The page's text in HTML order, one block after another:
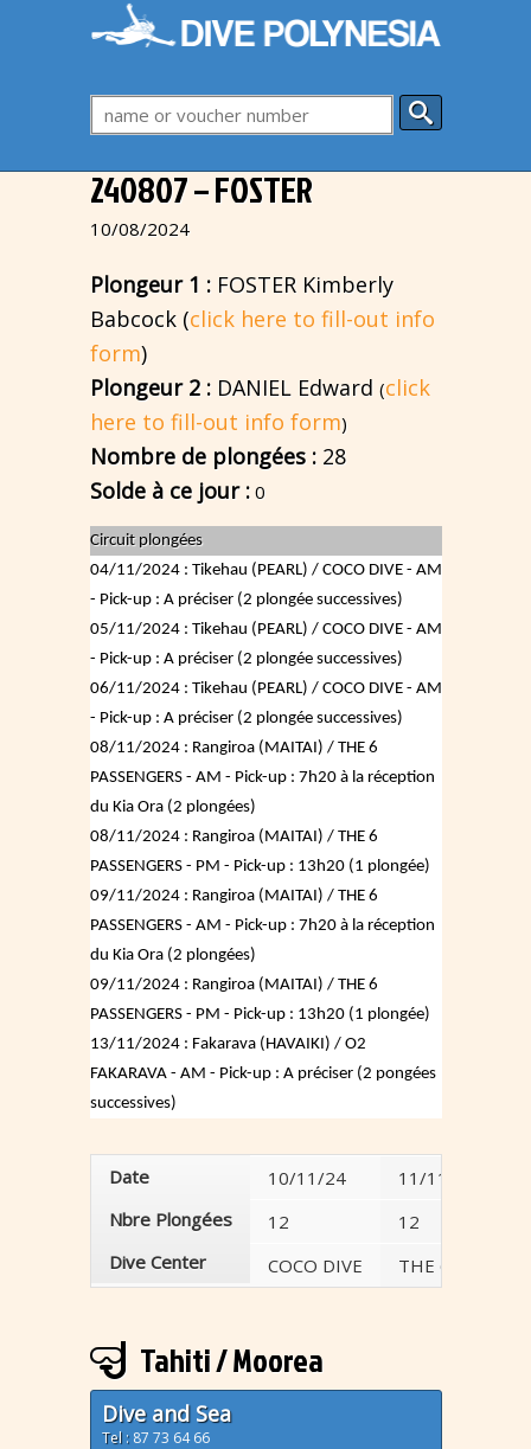
240807 – FOSTER
10/08/2024
Plongeur 1 : FOSTER Kimberly
Babcock (click here to fill-out info
form)
Plongeur 2 : DANIEL Edward(click
here to fill-out info form)
Nombre de plongées : 28
Solde à ce jour : 0
Circuit plongées
04/11/2024 : Tikehau (PEARL) / COCO DIVE - AM
- Pick-up : A préciser (2 plongée successives)
05/11/2024 : Tikehau (PEARL) / COCO DIVE - AM
- Pick-up : A préciser (2 plongée successives)
06/11/2024 : Tikehau (PEARL) / COCO DIVE - AM
- Pick-up : A préciser (2 plongée successives)
08/11/2024 : Rangiroa (MAITAI) / THE 6
PASSENGERS - AM - Pick-up : 7h20 à la réception
du Kia Ora (2 plongées)
08/11/2024 : Rangiroa (MAITAI) / THE 6
PASSENGERS - PM - Pick-up : 13h20 (1 plongée)
09/11/2024 : Rangiroa (MAITAI) / THE 6
PASSENGERS - AM - Pick-up : 7h20 à la réception
du Kia Ora (2 plongées)
09/11/2024 : Rangiroa (MAITAI) / THE 6
PASSENGERS - PM - Pick-up : 13h20 (1 plongée)
13/11/2024 : Fakarava (HAVAIKI) / O2
FAKARAVA - AM - Pick-up : A préciser (2 pongées
successives)
Date
Nbre Plongées
Dive Center
10/11/24
12
COCO DIVE
11/11/24
12
THE 6
Tahiti / Moorea
Dive and Sea
Tel : 87 73 64 66